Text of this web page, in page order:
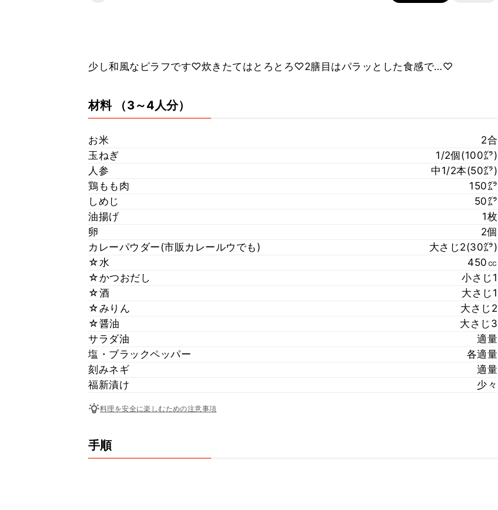
少し和風なピラフです♡炊きたてはとろとろ♡2膳目はパラッとした食感で…♡
材料 （3～4人分）
お米
2合
玉ねぎ
1/2個(100㌘)
人参
中1/2本(50㌘)
鶏もも肉
150㌘
しめじ
50㌘
油揚げ
1枚
卵
2個
カレーパウダー(市販カレールウでも)
大さじ2(30㌘)
☆水
450㏄
☆かつおだし
小さじ1
☆酒
大さじ1
☆みりん
大さじ2
☆醤油
大さじ3
サラダ油
適量
塩・ブラックペッパー
各適量
刻みネギ
適量
福新漬け
少々
料理を安全に楽しむための注意事項
手順